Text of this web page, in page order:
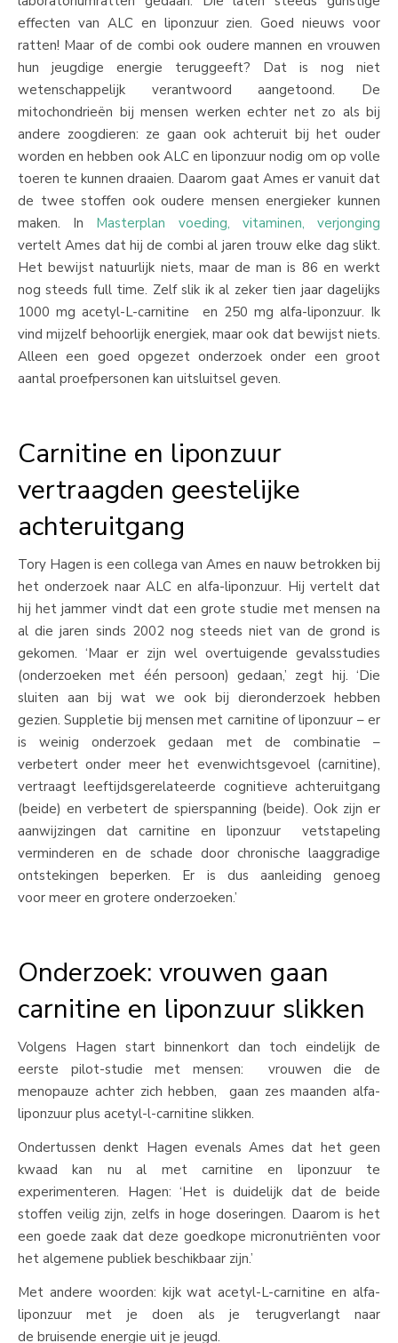
effecten van ALC en liponzuur zien. Goed nieuws voor
ratten! Maar of de combi ook oudere mannen en vrouwen
hun jeugdige energie teruggeeft? Dat is nog niet
wetenschappelijk verantwoord aangetoond. De
mitochondrieën bij mensen werken echter net zo als bij
andere zoogdieren: ze gaan ook achteruit bij het ouder
worden en hebben ook ALC en liponzuur nodig om op volle
toeren te kunnen draaien. Daarom gaat Ames er vanuit dat
de twee stoffen ook oudere mensen energieker kunnen
maken. In Masterplan voeding, vitaminen, verjonging
vertelt Ames dat hij de combi al jaren trouw elke dag slikt.
Het bewijst natuurlijk niets, maar de man is 86 en werkt
nog steeds full time. Zelf slik ik al zeker tien jaar dagelijks
1000 mg acetyl-L-carnitine en 250 mg alfa-liponzuur. Ik
vind mijzelf behoorlijk energiek, maar ook dat bewijst niets.
Alleen een goed opgezet onderzoek onder een groot
aantal proefpersonen kan uitsluitsel geven.
Carnitine en liponzuur
vertraagden geestelijke
achteruitgang
Tory Hagen is een collega van Ames en nauw betrokken bij
het onderzoek naar ALC en alfa-liponzuur. Hij vertelt dat
hij het jammer vindt dat een grote studie met mensen na
al die jaren sinds 2002 nog steeds niet van de grond is
gekomen. ‘Maar er zijn wel overtuigende gevalsstudies
(onderzoeken met één persoon) gedaan,’ zegt hij. ‘Die
sluiten aan bij wat we ook bij dieronderzoek hebben
gezien. Suppletie bij mensen met carnitine of liponzuur – er
is weinig onderzoek gedaan met de combinatie –
verbetert onder meer het evenwichtsgevoel (carnitine),
vertraagt leeftijdsgerelateerde cognitieve achteruitgang
(beide) en verbetert de spierspanning (beide). Ook zijn er
aanwijzingen dat carnitine en liponzuur vetstapeling
verminderen en de schade door chronische laaggradige
ontstekingen beperken. Er is dus aanleiding genoeg
voor meer en grotere onderzoeken.’
Onderzoek: vrouwen gaan
carnitine en liponzuur slikken
Volgens Hagen start binnenkort dan toch eindelijk de
eerste pilot-studie met mensen: vrouwen die de
menopauze achter zich hebben, gaan zes maanden alfa-
liponzuur plus acetyl-l-carnitine slikken.
Ondertussen denkt Hagen evenals Ames dat het geen
kwaad kan nu al met carnitine en liponzuur te
experimenteren. Hagen: ‘Het is duidelijk dat de beide
stoffen veilig zijn, zelfs in hoge doseringen. Daarom is het
een goede zaak dat deze goedkope micronutriënten voor
het algemene publiek beschikbaar zijn.’
Met andere woorden: kijk wat acetyl-L-carnitine en alfa-
liponzuur met je doen als je terugverlangt naar
de bruisende energie uit je jeugd.